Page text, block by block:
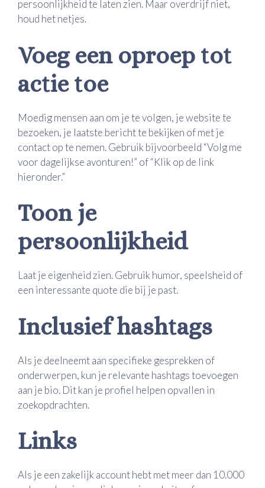
persoonlijkheid te laten zien. Maar overdrijf niet,
houd het netjes.
Voeg een oproep tot
actie toe
Moedig mensen aan om je te volgen, je website te
bezoeken, je laatste bericht te bekijken of met je
contact op te nemen. Gebruik bijvoorbeeld “Volg me
voor dagelijkse avonturen!” of “Klik op de link
hieronder.”
Toon je
persoonlijkheid
Laat je eigenheid zien. Gebruik humor, speelsheid of
een interessante quote die bij je past.
Inclusief hashtags
Als je deelneemt aan specifieke gesprekken of
onderwerpen, kun je relevante hashtags toevoegen
aan je bio. Dit kan je profiel helpen opvallen in
zoekopdrachten.
Links
Als je een zakelijk account hebt met meer dan 10.000